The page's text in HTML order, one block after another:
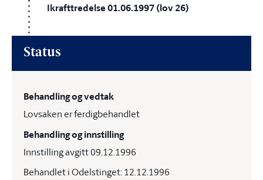
Ikrafttredelse 01.06.1997 (lov 26)
Status
Behandling og vedtak
Lovsaken er ferdigbehandlet
Behandling og innstilling
Innstilling avgitt 09.12.1996
Behandlet i Odelstinget: 12.12.1996